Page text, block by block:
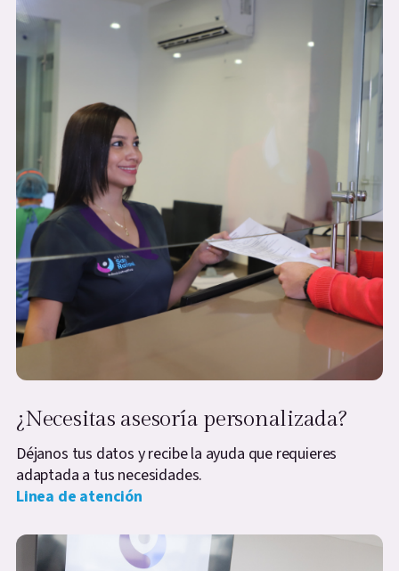
¿Necesitas asesoría personalizada?
Déjanos tus datos y recibe la ayuda que requieres
adaptada a tus necesidades.
Linea de atención